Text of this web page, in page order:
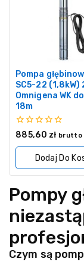
Pompa
SC5-22 (1,8kW)
Omnigena WK
18m
0
5
885,60 zł brutto
Dodaj Do
Pompy
Czym są